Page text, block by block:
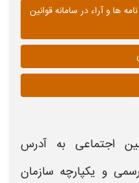
ها و آراء در سامانه قوانین
اجتماعی به آدرس
و یکپارچه سازمان